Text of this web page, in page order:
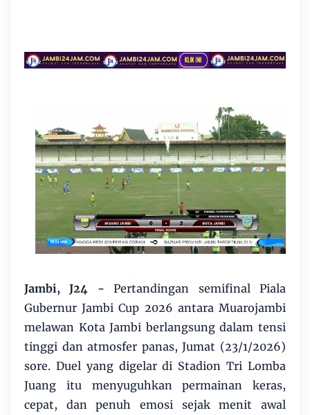
Jambi, J24 -Pertandingan semifinal Piala
Gubernur Jambi Cup 2026 antara Muarojambi
melawan Kota Jambi berlangsung dalam tensi
tinggi dan atmosfer panas, Jumat (23/1/2026)
sore. Duel yang digelar di Stadion Tri Lomba
Juang itu menyuguhkan permainan keras,
cepat, dan penuh emosi sejak menit awal